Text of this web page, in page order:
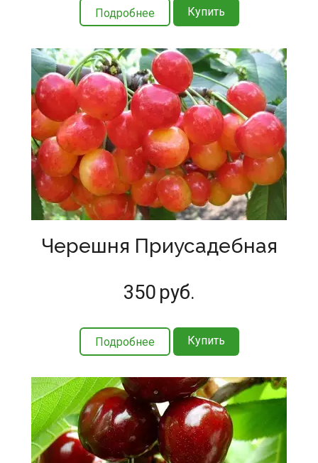
Подробнее Купить
Черешня Приусадебная
350 руб.
Подробнее Купить